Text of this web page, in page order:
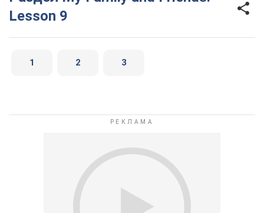
Lesson 9
1 2 3